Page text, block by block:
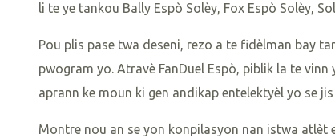
li te ye tankou Bally Espò Solèy, Fox Espò Solèy,
Pou plis pase twa deseni, rezo a te fidèlman bay
pwogram yo. Atravè FanDuel Espò, piblik la te
aprann ke moun ki gen andikap entelektyèl yo se
Montre nou an se yon konpilasyon nan istwa atlèt